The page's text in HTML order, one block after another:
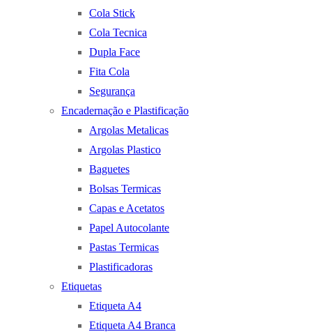
Cola Stick
Cola Tecnica
Dupla Face
Fita Cola
Segurança
Encadernação e Plastificação
Argolas Metalicas
Argolas Plastico
Baguetes
Bolsas Termicas
Capas e Acetatos
Papel Autocolante
Pastas Termicas
Plastificadoras
Etiquetas
Etiqueta A4
Etiqueta A4 Branca